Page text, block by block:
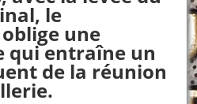
le
une
qui entraîne un
de la réunion